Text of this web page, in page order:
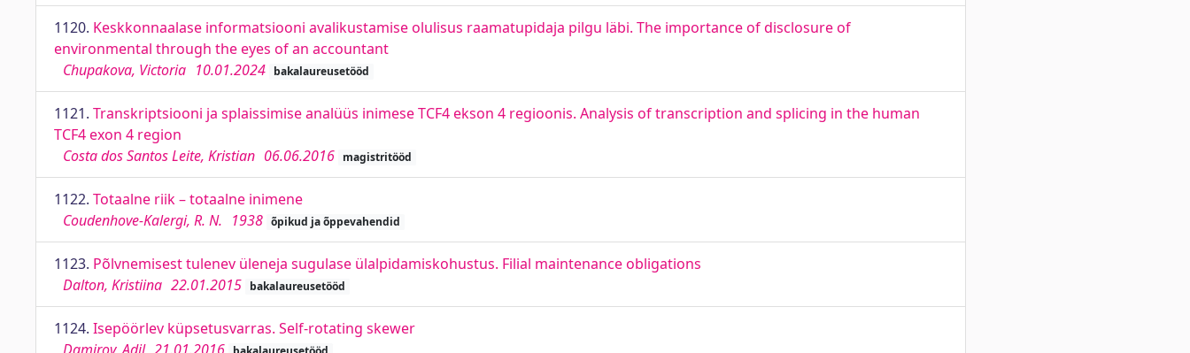
1120. Keskkonnaalase informatsiooni avalikustamise olulisus raamatupidaja pilgu läbi. The importance of disclosure of
environmental through the eyes of an accountant
Chupakova, Victoria 10.01.2024 bakalaureusetööd
1121. Transkriptsiooni ja splaissimise analüüs inimese TCF4 ekson 4 regioonis. Analysis of transcription and splicing in the human
TCF4 exon 4 region
Costa dos Santos Leite, Kristian 06.06.2016 magistritööd
1122. Totaalne riik – totaalne inimene
Coudenhove-Kalergi, R. N. 1938 õpikud ja õppevahendid
1123. Põlvnemisest tulenev üleneja sugulase ülalpidamiskohustus. Filial maintenance obligations
Dalton, Kristiina 22.01.2015 bakalaureusetööd
1124. Isepöörlev küpsetusvarras. Self-rotating skewer